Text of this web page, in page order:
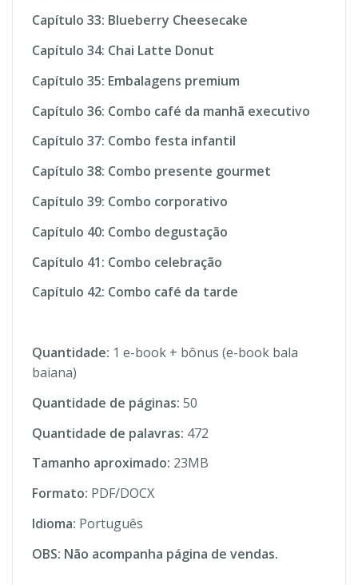
Capítulo 33: Blueberry Cheesecake
Capítulo 34: Chai Latte Donut
Capítulo 35: Embalagens premium
Capítulo 36: Combo café da manhã executivo
Capítulo 37: Combo festa infantil
Capítulo 38: Combo presente gourmet
Capítulo 39: Combo corporativo
Capítulo 40: Combo degustação
Capítulo 41: Combo celebração
Capítulo 42: Combo café da tarde
Quantidade: 1 e-book + bônus (e-book bala
baiana)
Quantidade de páginas: 50
Quantidade de palavras: 472
Tamanho aproximado: 23MB
Formato: PDF/DOCX
Idioma: Português
OBS: Não acompanha página de vendas.